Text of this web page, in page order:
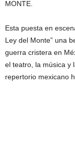
MONTE.
Esta puesta en
Ley del Monte” una
guerra cristera en
el teatro, la música y
repertorio mexicano